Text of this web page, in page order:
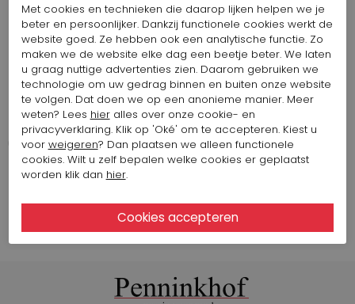
565,10 $ 226,04 $
High
COURANT S91026
Met cookies en technieken die daarop lijken helpen we je
beter en persoonlijker. Dankzij functionele cookies werkt de
website goed. Ze hebben ook een analytische functie. Zo
maken we de website elke dag een beetje beter. We laten
u graag nuttige advertenties zien. Daarom gebruiken we
technologie om uw gedrag binnen en buiten onze website
te volgen. Dat doen we op een anonieme manier. Meer
weten? Lees hieralles over onze cookie- en
privacyverklaring. Klik op 'Oké' om te accepteren. Kiest u
voor weigeren? Dan plaatsen we alleen functionele
cookies. Wilt u zelf bepalen welke cookies er geplaatst
worden klik dan hier.